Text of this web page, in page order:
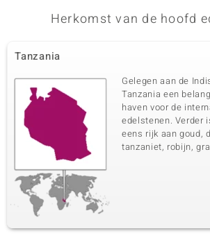
Herkomst van de hoofd
Tanzania
Gelegen aan de
Tanzania een
haven voor de
edelstenen. Verder
eens rijk aan goud,
tanzaniet, robijn,